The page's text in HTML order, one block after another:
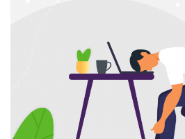
Google Calendar
del tiempo fuera más fácil para los
Descubre cómo DeskTime ayudó a
mantener un horario de trabajo flexible